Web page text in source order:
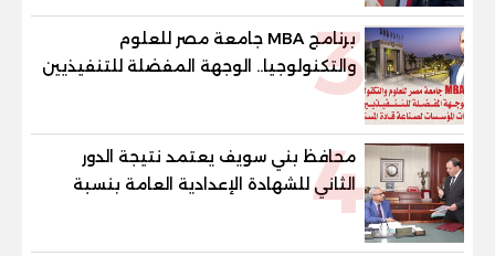
3
برنامج MBA جامعة مصر للعلوم
والتكنولوجيا.. الوجهة المفضلة للتنفيذيين
وقيادات المؤسسات لصناعة قادة
4
محافظ بني سويف يعتمد نتيجة الدور
الثاني للشهادة الإعدادية العامة بنسبة